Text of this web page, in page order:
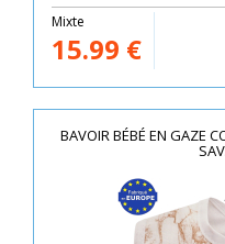
Mixte
15.99 €
BAVOIR BÉBÉ EN GAZE